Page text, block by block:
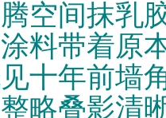
空间抹乳
料带着原
十年前墙
略叠影清